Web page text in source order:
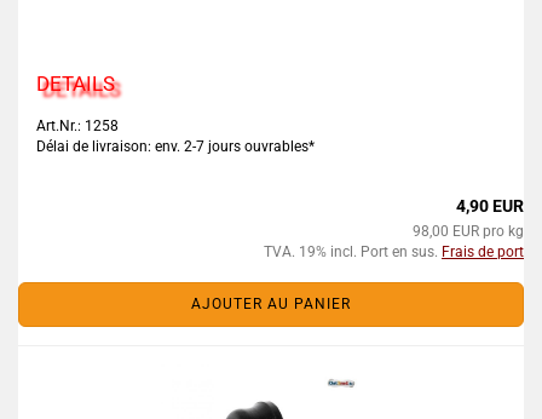
DETAILS
Art.Nr.: 1258
Délai de livraison: env. 2-7 jours ouvrables*
4,90 EUR
98,00 EUR pro kg
TVA. 19% incl. Port en sus. Frais de port
AJOUTER AU PANIER